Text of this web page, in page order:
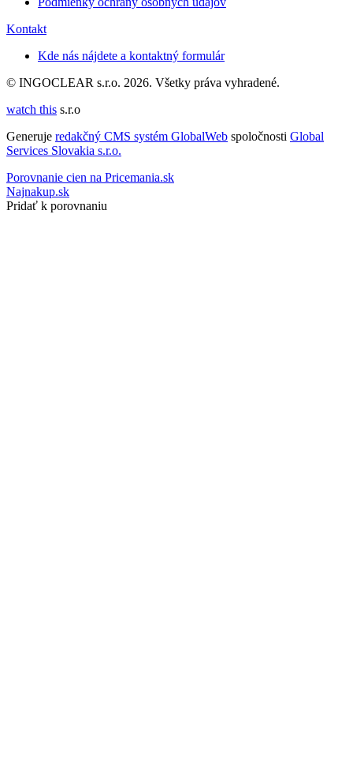
Kontakt
Kde nás nájdete a kontaktný formulár
© INGOCLEAR s.r.o. 2026. Všetky práva vyhradené.
watch this s.r.o
Generuje redakčný CMS systém GlobalWeb spoločnosti Global
Services Slovakia s.r.o.
Porovnanie cien na Pricemania.sk
Najnakup.sk
Pridať k porovnaniu